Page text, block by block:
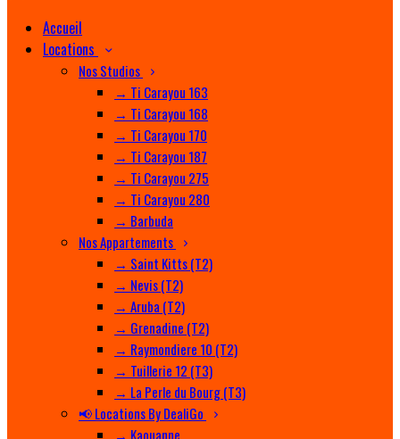
Accueil
Locations
Nos Studios
→ Ti Carayou 163
→ Ti Carayou 168
→ Ti Carayou 170
→ Ti Carayou 187
→ Ti Carayou 275
→ Ti Carayou 280
→ Barbuda
Nos Appartements
→ Saint Kitts (T2)
→ Nevis (T2)
→ Aruba (T2)
→ Grenadine (T2)
→ Raymondiere 10 (T2)
→ Tuillerie 12 (T3)
→ La Perle du Bourg (T3)
📢 Locations By DealiGo
→ Kaouanne